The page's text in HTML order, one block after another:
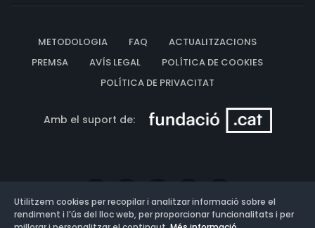
METODOLOGIA FAQ
ACTUALITZACIONS
PREMSA
AVÍS LEGAL
POLÍTICA DE COOKIES
POLÍTICA DE PRIVACITAT
Amb el suport de:
Utilitzem cookies per recopilar i analitzar informació sobre el
rendiment i l’ús del lloc web, per proporcionar funcionalitats i per